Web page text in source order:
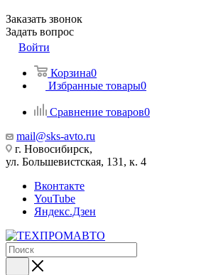
Заказать звонок
Задать вопрос
Войти
Корзина0
Избранные товары0
Сравнение товаров0
mail@sks-avto.ru
г. Новосибирск,
ул. Большевистская, 131, к. 4
Вконтакте
YouTube
Яндекс.Дзен